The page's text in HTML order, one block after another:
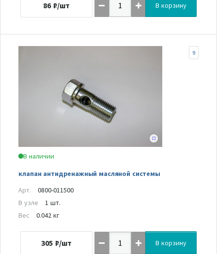
86 ₽/шт В корзину
В наличии
клапан антидренажный масляной системы
9
Арт.
0800-011500
В узле
1 шт.
Вес
0.042 кг
305 ₽/шт В корзину